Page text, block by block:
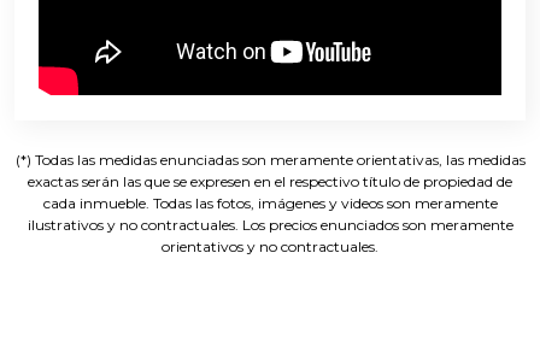
(*) Todas las medidas enunciadas son meramente orientativas, las medidas
exactas serán las que se expresen en el respectivo título de propiedad de
cada inmueble. Todas las fotos, imágenes y videos son meramente
ilustrativos y no contractuales. Los precios enunciados son meramente
orientativos y no contractuales.